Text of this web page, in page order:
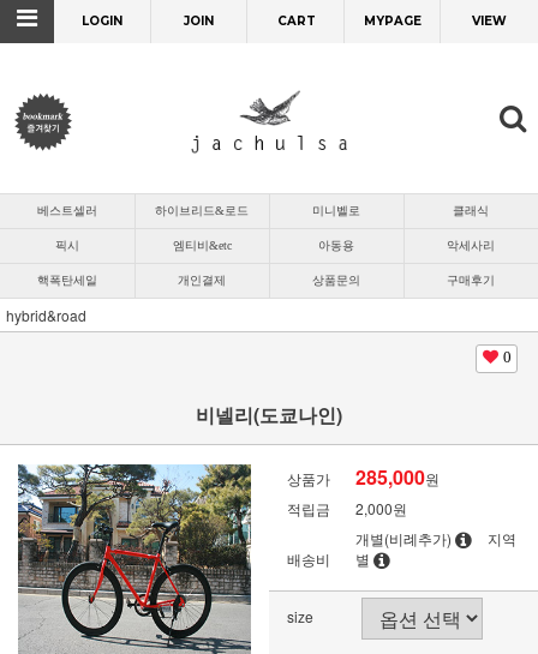
LOGIN JOIN CART MYPAGE VIEW
베스트셀러 하이브리드&로드 미니벨로 클래식
픽시 엠티비&etc 아동용 악세사리
핵폭탄세일 개인결제 상품문의 구매후기
hybrid&road
0
비넬리(도쿄나인)
상품가 285,000원
적립금
2,000원
배송비
개별(비례추가)
지역
별
size